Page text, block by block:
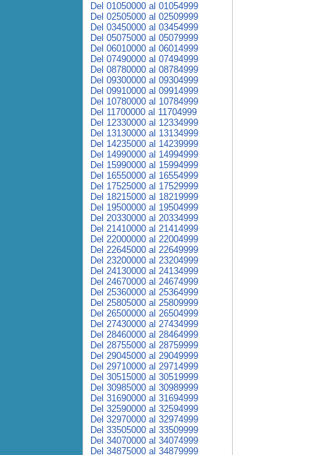
Del 01050000 al 01054999
Del 02505000 al 02509999
Del 03450000 al 03454999
Del 05075000 al 05079999
Del 06010000 al 06014999
Del 07490000 al 07494999
Del 08780000 al 08784999
Del 09300000 al 09304999
Del 09910000 al 09914999
Del 10780000 al 10784999
Del 11700000 al 11704999
Del 12330000 al 12334999
Del 13130000 al 13134999
Del 14235000 al 14239999
Del 14990000 al 14994999
Del 15990000 al 15994999
Del 16550000 al 16554999
Del 17525000 al 17529999
Del 18215000 al 18219999
Del 19500000 al 19504999
Del 20330000 al 20334999
Del 21410000 al 21414999
Del 22000000 al 22004999
Del 22645000 al 22649999
Del 23200000 al 23204999
Del 24130000 al 24134999
Del 24670000 al 24674999
Del 25360000 al 25364999
Del 25805000 al 25809999
Del 26500000 al 26504999
Del 27430000 al 27434999
Del 28460000 al 28464999
Del 28755000 al 28759999
Del 29045000 al 29049999
Del 29710000 al 29714999
Del 30515000 al 30519999
Del 30985000 al 30989999
Del 31690000 al 31694999
Del 32590000 al 32594999
Del 32970000 al 32974999
Del 33505000 al 33509999
Del 34070000 al 34074999
Del 34875000 al 34879999